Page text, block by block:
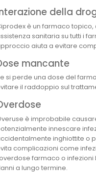
della
è un farmaco
sanitaria su tutti i
aiuta a evitare
mancante
si perde una dose del
il raddoppio sul
è improbabile
innescare
inghiottite o
complicazioni come
farmaco o
a lungo termine.